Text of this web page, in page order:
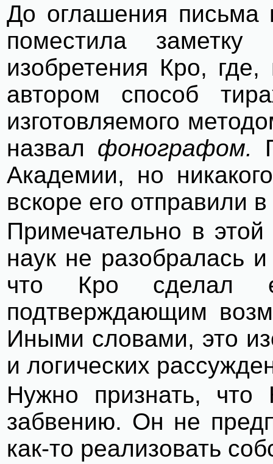
До оглашения письма
поместила
изобретения Кро,
автором способ
изготовляемого
назвал фонографом.
Академии, но
вскоре его отправили
Примечательно в
наук не разобралась
что Кро сделал
подтверждающим
Иными словами, это
и логических
Нужно признать,
забвению. Он не
как-то реализовать